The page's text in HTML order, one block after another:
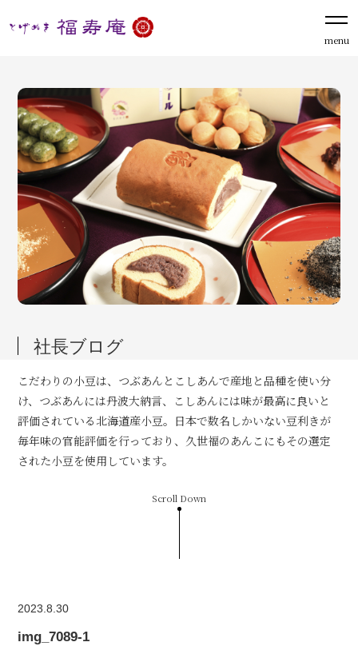
menu
社長ブログ
こだわりの小豆は、つぶあんとこしあんで産地と品種を使い分
け、つぶあんには丹波大納言、こしあんには味が最高に良いと
評価されている北海道産小豆。日本で数名しかいない豆利きが
毎年味の官能評価を行っており、久世福のあんこにもその選定
された小豆を使用しています。
Scroll Down
2023.8.30
img_7089-1